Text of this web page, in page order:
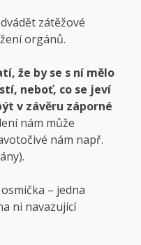
zátěžové
orgánů.
že by se s ní mělo
neboť, co se jeví
v závěru záporné
nám může
nám např.
– jedna
ni navazující